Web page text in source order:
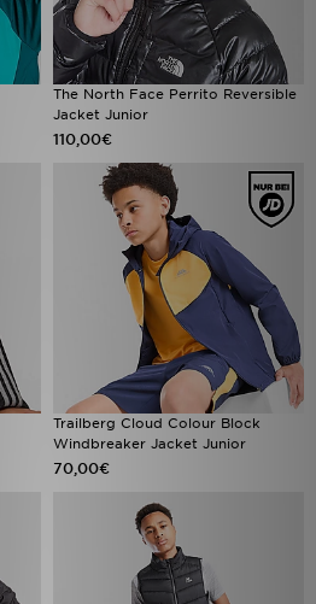
The North Face Perrito Reversible
Jacket Junior
110,00€
Trailberg Cloud Colour Block
Windbreaker Jacket Junior
70,00€